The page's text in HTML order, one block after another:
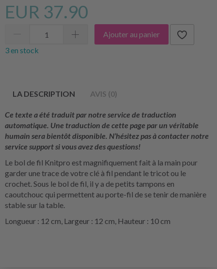
EUR 37.90
Ajouter au panier
3 en stock
LA DESCRIPTION AVIS (0)
Ce texte a été traduit par notre service de traduction
automatique. Une traduction de cette page par un véritable
humain sera bientôt disponible. N’hésitez pas à contacter notre
service support si vous avez des questions!
Le bol de fil Knitpro est magnifiquement fait à la main pour
garder une trace de votre clé à fil pendant le tricot ou le
crochet. Sous le bol de fil, il y a de petits tampons en
caoutchouc qui permettent au porte-fil de se tenir de manière
stable sur la table.
Longueur : 12 cm, Largeur : 12 cm, Hauteur : 10 cm